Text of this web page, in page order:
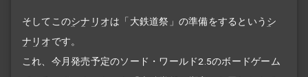
そしてこのシナリオは「大鉄道祭」の準備をするという シ
ナリオです。
これ、今月発売予定のソード・ワールド2.5のボードゲーム